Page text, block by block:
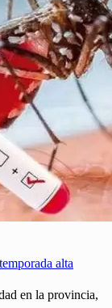
alta
en la provincia,